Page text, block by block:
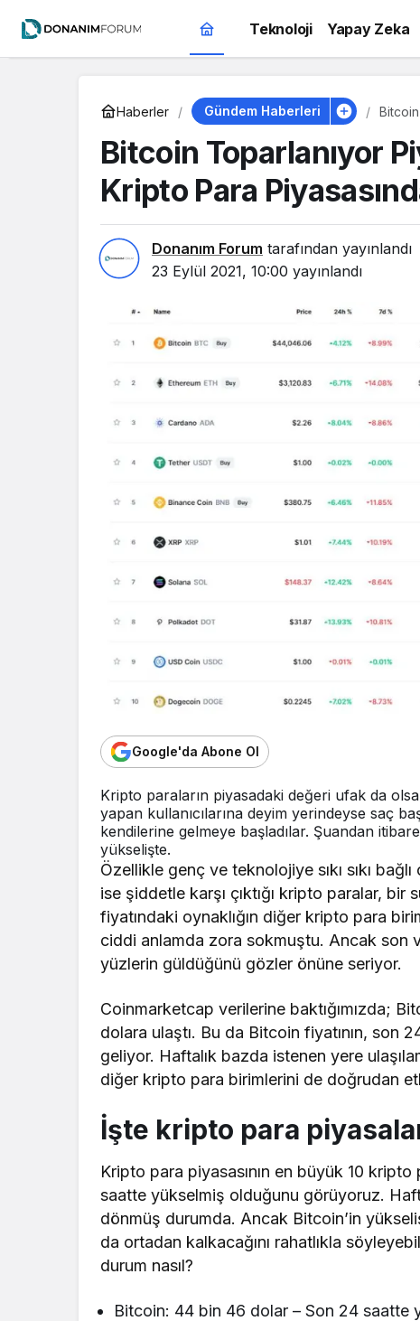
Teknoloji Yapay Zeka
Haberler Gündem Haberleri
Bitcoin Toparlanıyor
Kripto Para
Donanım Forum tarafından yayınlandı
23 Eylül 2021, 10:00 yayınlandı
Google'da Abone Ol
Kripto paraların piyasadaki değeri ufak da
yapan kullanıcılarına deyim yerindeyse saç
kendilerine gelmeye başladılar. Şuandan
yükselişte.
Özellikle genç ve teknolojiye sıkı sıkı
ise şiddetle karşı çıktığı kripto paralar,
fiyatındaki oynaklığın diğer kripto para
ciddi anlamda zora sokmuştu. Ancak son
yüzlerin güldüğünü gözler önüne seriyor.
Coinmarketcap verilerine baktığımızda;
dolara ulaştı. Bu da Bitcoin fiyatının, son
geliyor. Haftalık bazda istenen yere
diğer kripto para birimlerini de doğrudan
İşte kripto para
Kripto para piyasasının en büyük 10
saatte yükselmiş olduğunu görüyoruz.
dönmüş durumda. Ancak Bitcoin’in
da ortadan kalkacağını rahatlıkla
durum nasıl?
Bitcoin: 44 bin 46 dolar – Son 24 saatte